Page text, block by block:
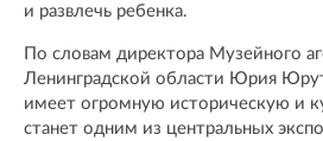
и развлечь ребенка.
По словам директора Музейного
Ленинградской области Юрия
имеет огромную историческую и
станет одним из центральных